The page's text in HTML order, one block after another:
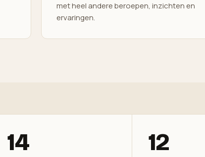
met heel andere beroepen, inzichten en
ervaringen.
14 12